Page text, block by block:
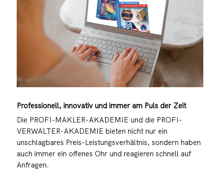
Professionell, innovativ und immer am Puls der Zeit
Die PROFI-MAKLER-AKADEMIE und die PROFI-
VERWALTER-AKADEMIE bieten nicht nur ein
unschlagbares Preis-Leistungsverhältnis, sondern haben
auch immer ein offenes Ohr und reagieren schnell auf
Anfragen.